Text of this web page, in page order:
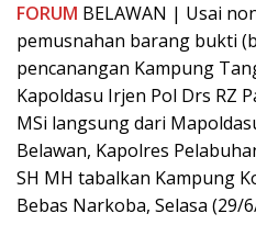
FORUM BELAWAN | Usai
pemusnahan barang bukti
pencanangan Kampung
Kapoldasu Irjen Pol Drs RZ
MSi langsung dari
Belawan, Kapolres
SH MH tabalkan Kampung
Bebas Narkoba, Selasa (29/